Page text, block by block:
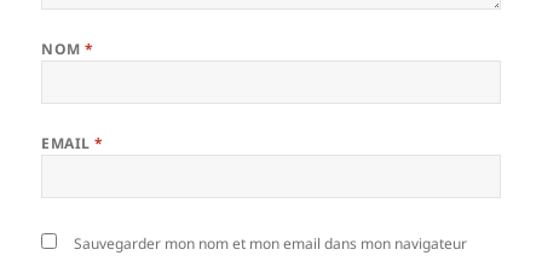
NOM*
EMAIL*
Sauvegarder mon nom et mon email dans mon navigateur